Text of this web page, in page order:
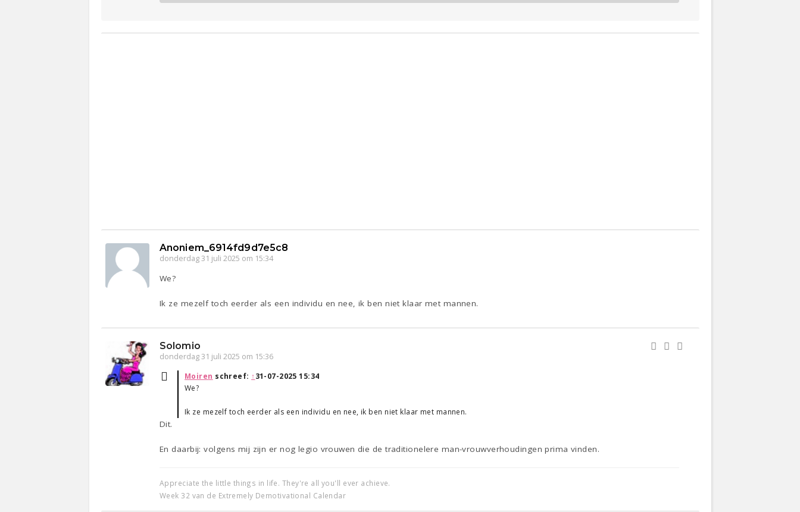
Anoniem_6914fd9d7e5c8
donderdag 31 juli 2025 om 15:34
We?
Ik ze mezelf toch eerder als een individu en nee, ik ben niet klaar met mannen.
Solomio
donderdag 31 juli 2025 om 15:36
Moiren schreef: ↑31-07-2025 15:34
We?
Ik ze mezelf toch eerder als een individu en nee, ik ben niet klaar met mannen.
Dit.
En daarbij: volgens mij zijn er nog legio vrouwen die de traditionelere man-vrouwverhoudingen prima vinden.
Appreciate the little things in life. They're all you'll ever achieve.
Week 32 van de Extremely Demotivational Calendar